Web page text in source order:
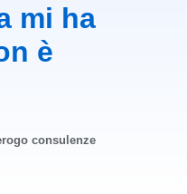
mi ha
è
consulenze